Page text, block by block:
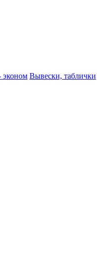
эконом Вывески, таблички